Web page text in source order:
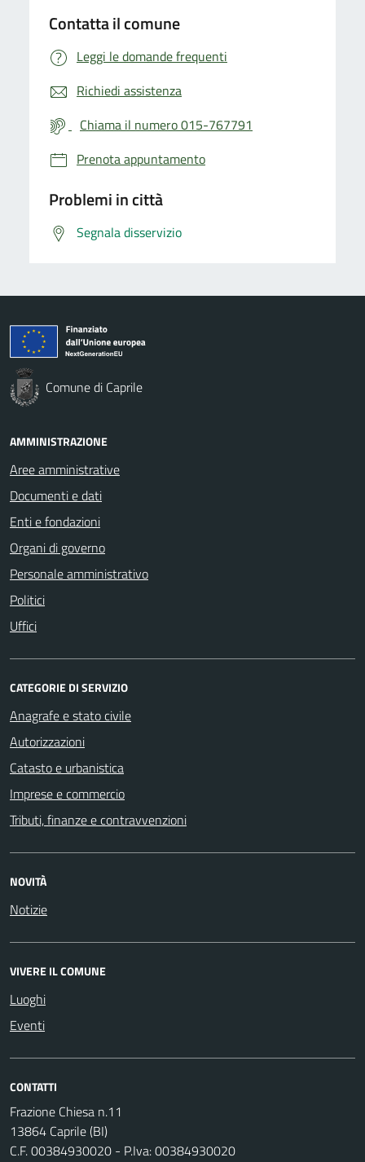
Contatta il comune
Leggi le domande frequenti
Richiedi assistenza
Chiama il numero 015-767791
Prenota appuntamento
Problemi in città
Segnala disservizio
Comune di Caprile
AMMINISTRAZIONE
Aree amministrative
Documenti e dati
Enti e fondazioni
Organi di governo
Personale amministrativo
Politici
Uffici
CATEGORIE DI SERVIZIO
Anagrafe e stato civile
Autorizzazioni
Catasto e urbanistica
Imprese e commercio
Tributi, finanze e contravvenzioni
NOVITÀ
Notizie
VIVERE IL COMUNE
Luoghi
Eventi
CONTATTI
Frazione Chiesa n.11
13864 Caprile (BI)
C.F. 00384930020 - P.Iva: 00384930020